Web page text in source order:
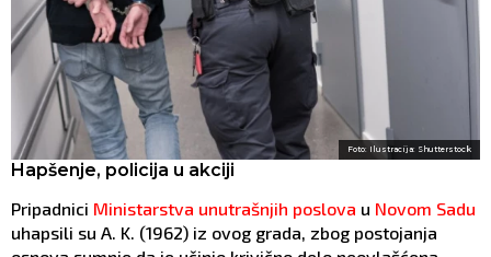
Foto: Ilustracija: Shutterstock
Hapšenje, policija u akciji
Pripadnici Ministarstva unutrašnjih poslova u Novom Sadu
uhapsili su A. K. (1962) iz ovog grada, zbog postojanja